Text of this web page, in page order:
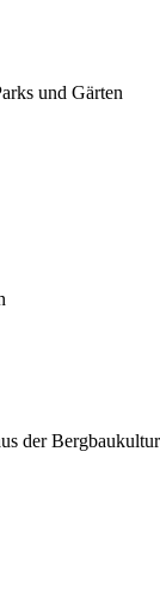
und Gärten
der